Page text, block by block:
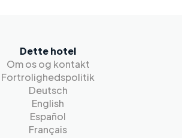
Dette hotel
Om os og kontakt
Fortrolighedspolitik
Deutsch
English
Español
Français